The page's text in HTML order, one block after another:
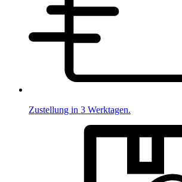
Zustellung in 3 Werktagen.